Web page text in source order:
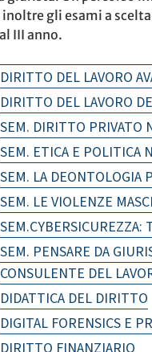
gli esami a
III anno.
DIRITTO DEL LAVORO
DIRITTO DEL LAVORO
SEM. DIRITTO PRIVATO
SEM. ETICA E POLITICA
SEM. LA DEONTOLOGIA
SEM. LE VIOLENZE
SEM.CYBERSICUREZZA:
SEM. PENSARE DA
CONSULENTE DEL
DIDATTICA DEL DIRITTO
DIGITAL FORENSICS E